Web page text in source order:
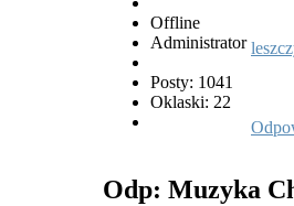
Offline
Administrator
Posty: 1041
Oklaski: 22
Odp: Muzyka